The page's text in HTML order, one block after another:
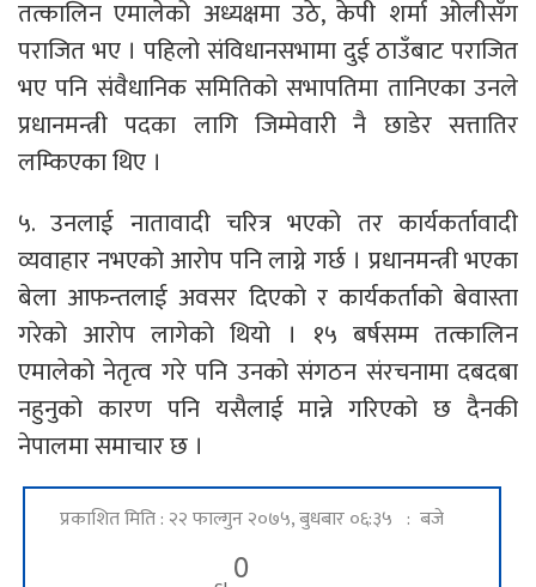
तत्कालिन एमालेको अध्यक्षमा उठे, केपी शर्मा ओलीसँग
पराजित भए । पहिलो संविधानसभामा दुई ठाउँबाट पराजित
भए पनि संवैधानिक समितिको सभापतिमा तानिएका उनले
प्रधानमन्त्री पदका लागि जिम्मेवारी नै छाडेर सत्तातिर
लम्किएका थिए ।
५. उनलाई नातावादी चरित्र भएको तर कार्यकर्तावादी
व्यवाहार नभएको आरोप पनि लाग्ने गर्छ । प्रधानमन्त्री भएका
बेला आफन्तलाई अवसर दिएको र कार्यकर्ताको बेवास्ता
गरेको आरोप लागेको थियो । १५ बर्षसम्म तत्कालिन
एमालेको नेतृत्व गरे पनि उनको संगठन संरचनामा दबदबा
नहुनुको कारण पनि यसैलाई मान्ने गरिएको छ दैनकी
नेपालमा समाचार छ ।
प्रकाशित मिति : २२ फाल्गुन २०७५, बुधबार ०६:३५ : बजे
0